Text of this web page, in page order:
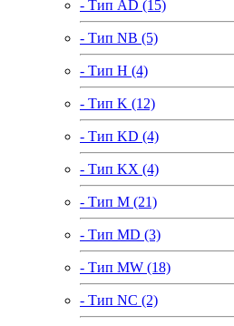
- Тип AD (15)
- Тип NB (5)
- Тип H (4)
- Тип K (12)
- Тип KD (4)
- Тип KX (4)
- Тип M (21)
- Тип MD (3)
- Тип MW (18)
- Тип NC (2)